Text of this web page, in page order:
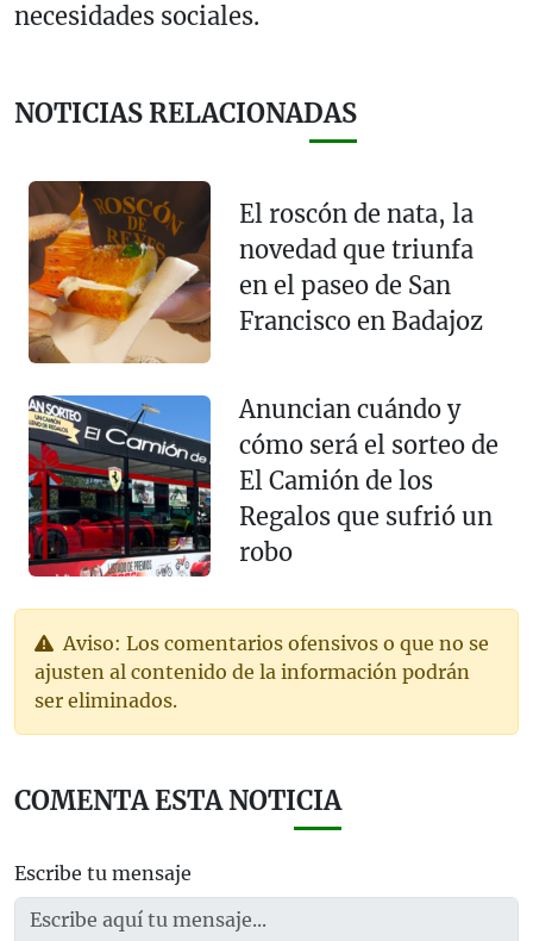
necesidades sociales.
NOTICIAS RELACIONADAS
El roscón de nata, la
novedad que triunfa
en el paseo de San
Francisco en Badajoz
Anuncian cuándo y
cómo será el sorteo de
El Camión de los
Regalos que sufrió un
robo
Aviso: Los comentarios ofensivos o que no se
ajusten al contenido de la información podrán
ser eliminados.
COMENTA ESTA NOTICIA
Escribe tu mensaje